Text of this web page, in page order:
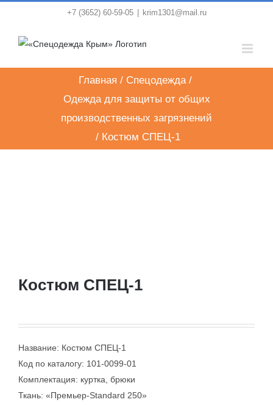
content
+7 (3652) 60-59-05 krim1301@mail.ru
Главная / Спецодежда /
Одежда для защиты от общих
производственных загрязнений
/ Костюм СПЕЦ-1
Костюм СПЕЦ-1
Название: Костюм СПЕЦ-1
Код по каталогу: 101-0099-01
Комплектация: куртка, брюки
Ткань: «Премьер-Standard 250»